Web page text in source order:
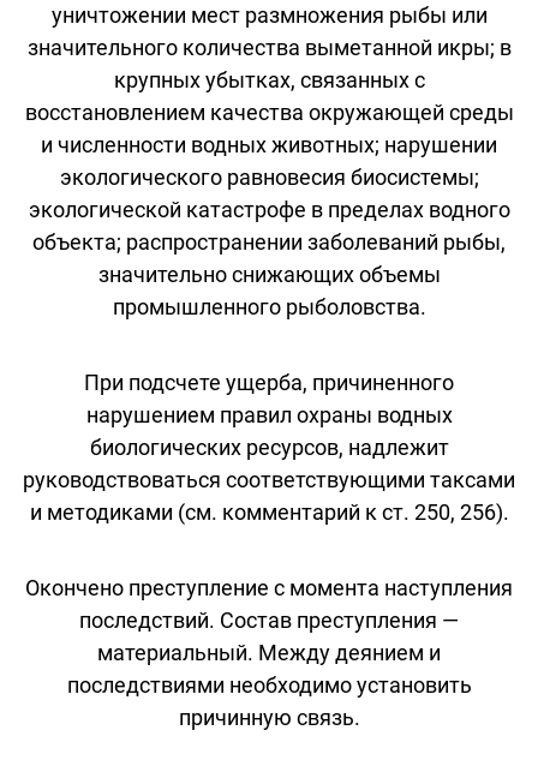
уничтожении мест размножения рыбы или
значительного количества выметанной икры; в
крупных убытках, связанных с
восстановлением качества окружающей среды
и численности водных животных; нарушении
экологического равновесия биосистемы;
экологической катастрофе в пределах водного
объекта; распространении заболеваний рыбы,
значительно снижающих объемы
промышленного рыболовства.
При подсчете ущерба, причиненного
нарушением правил охраны водных
биологических ресурсов, надлежит
руководствоваться соответствующими таксами
и методиками (см. комментарий к ст. 250, 256).
Окончено преступление с момента наступления
последствий. Состав преступления —
материальный. Между деянием и
последствиями необходимо установить
причинную связь.